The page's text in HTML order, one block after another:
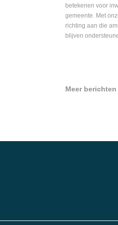
betekenen voor
gemeente. Met
richting aan die
blijven
Meer berichten